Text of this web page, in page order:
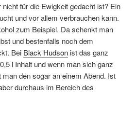
für die Ewigkeit gedacht ist? Ein
und vor allem verbrauchen kann.
zum Beispiel. Da schenkt man
und bestenfalls noch dem
Bei Black Hudson ist das ganz
l Inhalt und wenn man sich ganz
den sogar an einem Abend. Ist
durchaus im Bereich des